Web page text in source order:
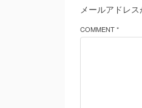
メールアドレス
COMMENT *